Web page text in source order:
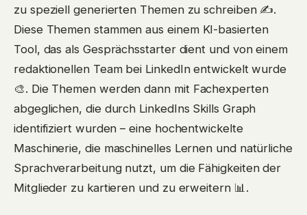
zu speziell generierten Themen zu schreiben ✍️.
Diese Themen stammen aus einem KI-basierten
Tool, das als Gesprächsstarter dient und von einem
redaktionellen Team bei LinkedIn entwickelt wurde
🎨. Die Themen werden dann mit Fachexperten
abgeglichen, die durch LinkedIns Skills Graph
identifiziert wurden – eine hochentwickelte
Maschinerie, die maschinelles Lernen und natürliche
Sprachverarbeitung nutzt, um die Fähigkeiten der
Mitglieder zu kartieren und zu erweitern 📊.